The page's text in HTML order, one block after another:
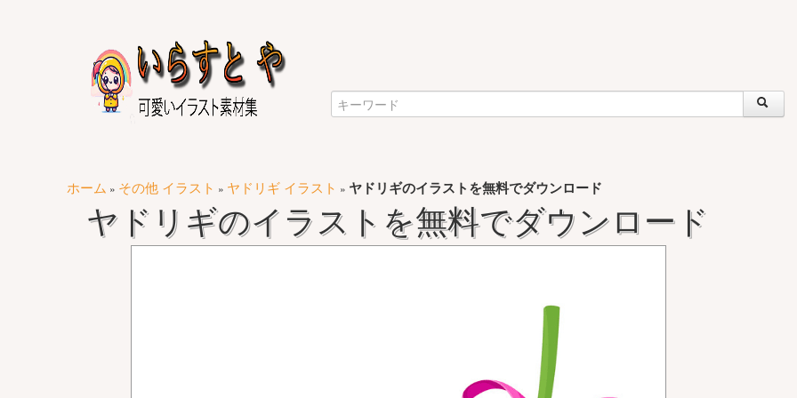
ホーム » その他 イラスト » ヤドリギ イラスト » ヤドリギのイラストを無料でダウンロード
ヤドリギのイラストを無料でダウンロード